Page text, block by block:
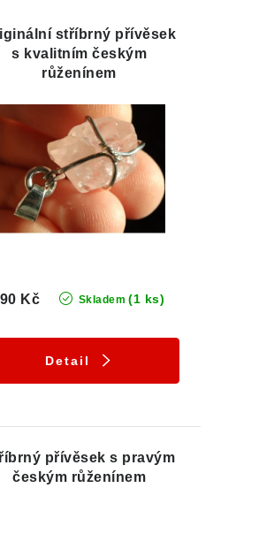
stříbrný přívěsek
s kvalitním českým
růženínem
Skladem (1 ks)
Kč
Detail
přívěsek s pravým
českým růženínem